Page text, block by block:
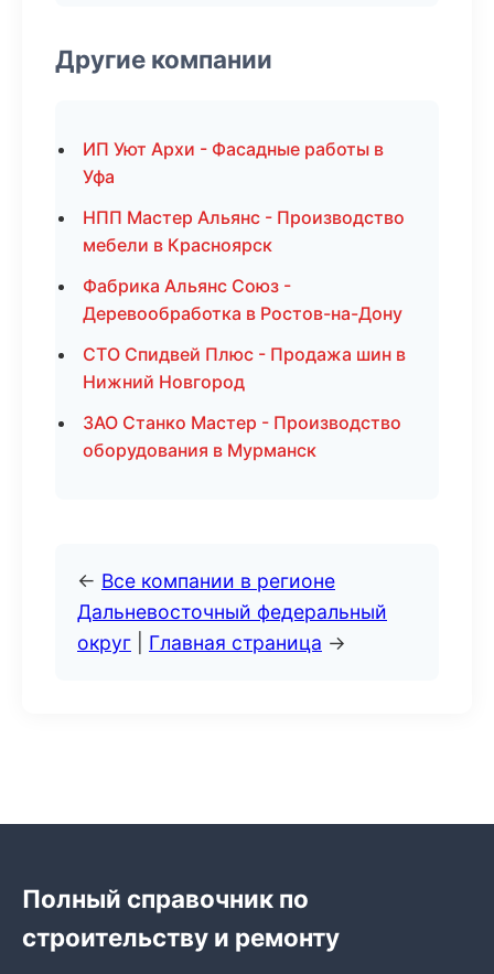
Другие компании
ИП Уют Архи - Фасадные работы в
Уфа
НПП Мастер Альянс - Производство
мебели в Красноярск
Фабрика Альянс Союз -
Деревообработка в Ростов-на-Дону
СТО Спидвей Плюс - Продажа шин в
Нижний Новгород
ЗАО Станко Мастер - Производство
оборудования в Мурманск
← Все компании в регионе
Дальневосточный федеральный
округ
Главная страница →
Полный справочник по
строительству и ремонту